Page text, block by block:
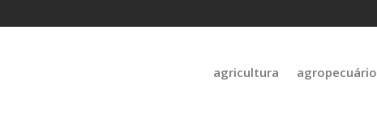
agricultura agropecuário